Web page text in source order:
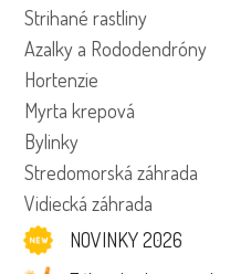
Strihané rastliny
Azalky a Rododendróny
Hortenzie
Myrta krepová
Bylinky
Stredomorská záhrada
Vidiecká záhrada
NOVINKY 2026